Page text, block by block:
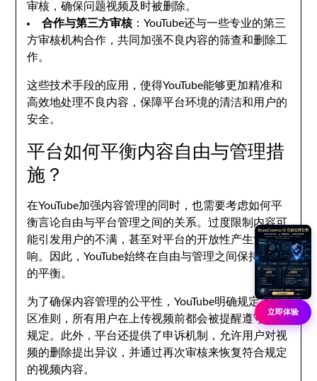
审核，确保问题视频及时被删除。
合作与第三方审核：YouTube还与一些专业的第三
方审核机构合作，共同加强不良内容的筛查和删除工
作。
这些技术手段的应用，使得YouTube能够更加精准和
高效地处理不良内容，保障平台环境的清洁和用户的
安全。
平台如何平衡内容自由与管理措
施？
在YouTube加强内容管理的同时，也需要考虑如何平
衡言论自由与平台管理之间的关系。过度限制内容可
能引发用户的不满，甚至对平台的开放性产生负面影
响。因此，YouTube始终在自由与管理之间保持谨慎
的平衡。
为了确保内容管理的公平性，YouTube明确规定了社
区准则，所有用户在上传视频前都会被提醒遵守平台
规定。此外，平台还提供了申诉机制，允许用户对视
频的删除提出异议，并通过再次审核来恢复符合规定
的视频内容。
立即体验